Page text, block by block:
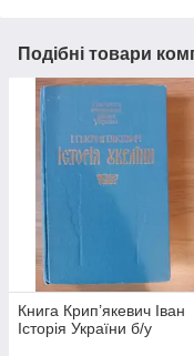
Подібні товари
Книга Крип’якевич Іван
Історія України б/у